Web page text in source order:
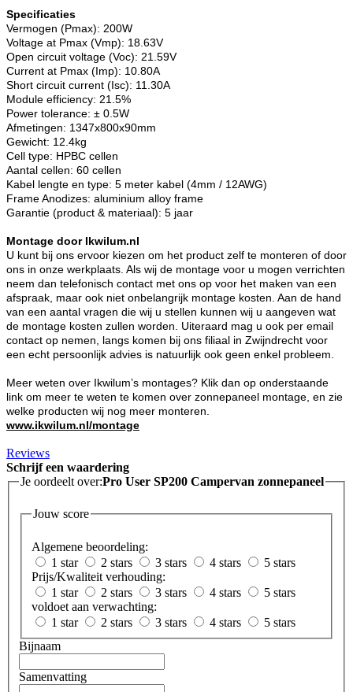
Specificaties
Vermogen (Pmax): 200W
Voltage at Pmax (Vmp): 18.63V
Open circuit voltage (Voc): 21.59V
Current at Pmax (Imp): 10.80A
Short circuit current (Isc): 11.30A
Module efficiency: 21.5%
Power tolerance: ± 0.5W
Afmetingen: 1347x800x90mm
Gewicht: 12.4kg
Cell type: HPBC cellen
Aantal cellen: 60 cellen
Kabel lengte en type: 5 meter kabel (4mm / 12AWG)
Frame Anodizes: aluminium alloy frame
Garantie (product & materiaal): 5 jaar
Montage door Ikwilum.nl
U kunt bij ons ervoor kiezen om het product zelf te monteren of door
ons in onze werkplaats. Als wij de montage voor u mogen verrichten
neem dan telefonisch contact met ons op voor het maken van een
afspraak, maar ook niet onbelangrijk montage kosten. Aan de hand
van een aantal vragen die wij u stellen kunnen wij u aangeven wat
de montage kosten zullen worden. Uiteraard mag u ook per email
contact op nemen, langs komen bij ons filiaal in Zwijndrecht voor
een echt persoonlijk advies is natuurlijk ook geen enkel probleem.
Meer weten over Ikwilum’s montages? Klik dan op onderstaande
link om meer te weten te komen over zonnepaneel montage, en zie
welke producten wij nog meer monteren.
www.ikwilum.nl/montage
Reviews
Schrijf een waardering
Je oordeelt over:Pro User SP200 Campervan zonnepaneel
Jouw score
Algemene beoordeling:
1 star
2 stars 3 stars 4 stars
5 stars
Prijs/Kwaliteit verhouding:
1 star
2 stars 3 stars 4 stars
5 stars
voldoet aan verwachting:
1 star
2 stars 3 stars 4 stars
5 stars
Bijnaam
Samenvatting